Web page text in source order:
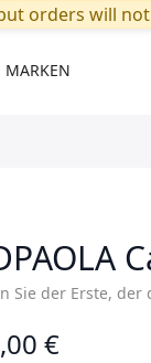
orders will
MARKEN
Sie der Erste,
€